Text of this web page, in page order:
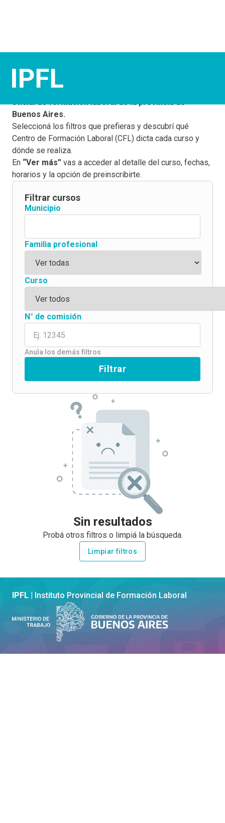
¡Elegí tus cursos!
Este buscador te permite conocer la
oficial de formación laboral de la provincia de
Buenos Aires.
Seleccioná los filtros que prefieras y descubrí qué
Centro de Formación Laboral (CFL) dicta cada curso y
dónde se realiza.
En “Ver más” vas a acceder al detalle del curso, fechas,
horarios y la opción de preinscribirte.
Filtrar cursos
Municipio
Familia profesional
Curso
N° de comisión
Anula los demás filtros
Filtrar
Sin resultados
Probá otros filtros o limpiá la búsqueda.
Limpiar filtros
IPFL | Instituto Provincial de Formación Laboral